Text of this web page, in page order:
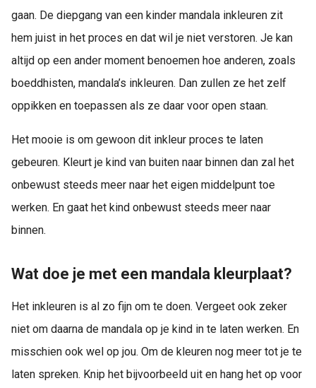
gaan. De diepgang van een kinder mandala inkleuren zit
hem juist in het proces en dat wil je niet verstoren. Je kan
altijd op een ander moment benoemen hoe anderen, zoals
boeddhisten, mandala’s inkleuren. Dan zullen ze het zelf
oppikken en toepassen als ze daar voor open staan.
Het mooie is om gewoon dit inkleur proces te laten
gebeuren. Kleurt je kind van buiten naar binnen dan zal het
onbewust steeds meer naar het eigen middelpunt toe
werken. En gaat het kind onbewust steeds meer naar
binnen.
Wat doe je met een mandala kleurplaat?
Het inkleuren is al zo fijn om te doen. Vergeet ook zeker
niet om daarna de mandala op je kind in te laten werken. En
misschien ook wel op jou. Om de kleuren nog meer tot je te
laten spreken. Knip het bijvoorbeeld uit en hang het op voor